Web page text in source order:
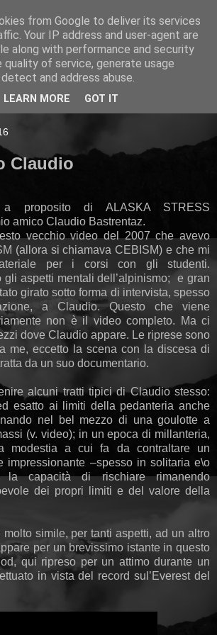
Claudio
proposito di ALASKA STRESS
amico Claudio Bastrentaz.
vecchio video del 2007 che avevo
(allora si chiamava CEBISM) e che mi
per i corsi con gli studenti.
gli aspetti mentali dell’alpinismo; e gran
girato sotto forma di intervista, spesso
a Claudio. Questo che viene
non è il video completo. Ma ci
dove Claudio appare. Le riprese sono
me, eccetto la scena con la discesa di
da un suo documentario.
alcuni tratti tipici di Claudio stesso:
esatto ai limiti della pedanteria anche
nel bel mezzo di una goulotte a
(v. video); in un epoca di millanteria,
modestia a cui fa da contraltare un
impressionante –spesso in solitaria e\o
la capacità di rischiare rimanendo
dei propri limiti e del valore della
molto simile, per tanti aspetti, ad un altro
per un brevissimo istante in questo
qui ripreso per un attimo durante un
in vista del record sul’Everest del
from Google to deliver its services
Your IP address and user-agent are
along with performance and security
of service, generate usage
and address abuse.
LEARN MORE GOT IT